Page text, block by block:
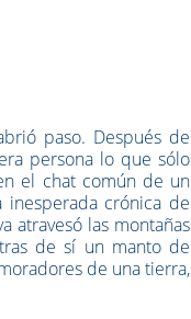
paso. Después de
persona lo que sólo
el chat común de un
crónica de
atravesó las montañas
de sí un manto de
de una tierra,